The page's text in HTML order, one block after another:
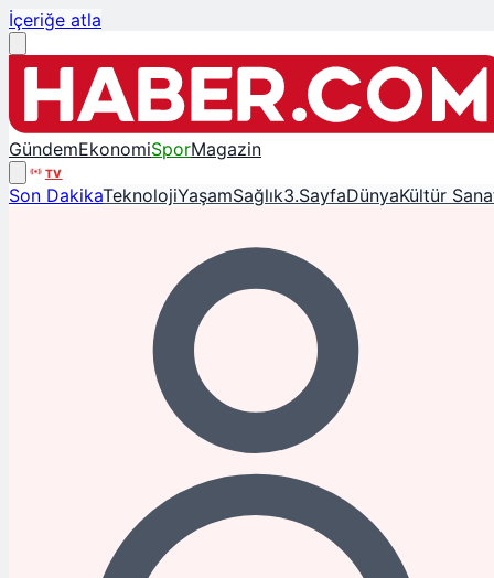
İçeriğe atla
GündemEkonomiSporMagazin
TV
Son DakikaTeknolojiYaşamSağlık3.SayfaDünyaKültür